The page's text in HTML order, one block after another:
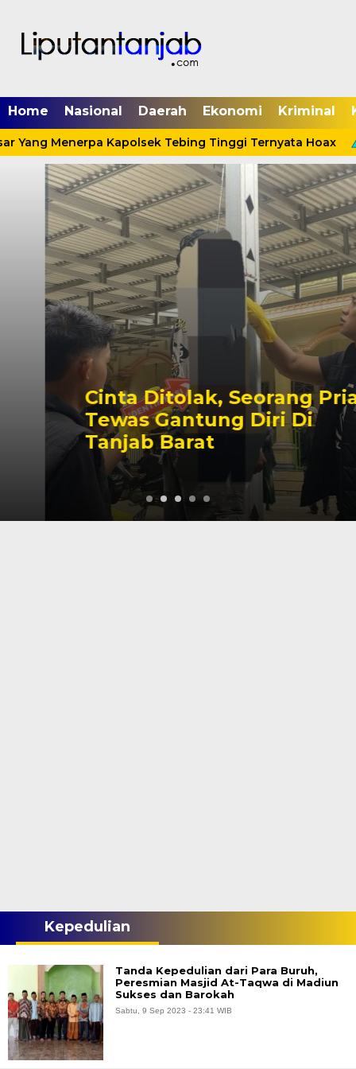
Home Nasional Daerah Ekonomi Kriminal
Yang Menerpa Kapolsek Tebing Tinggi Ternyata Hoax
Cinta Ditolak, Seorang Pria
Tewas Gantung Diri Di
Tanjab Barat
Kepedulian
Tanda Kepedulian dari Para Buruh,
Peresmian Masjid At-Taqwa di Madiun
Sukses dan Barokah
Sabtu, 9 Sep 2023 - 23:41 WIB